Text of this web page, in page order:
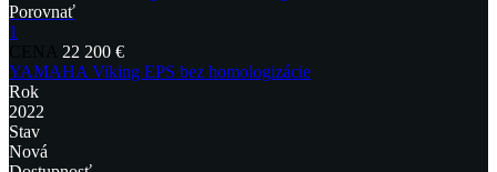
Porovnať
1
22 200 €
YAMAHA Viking EPS bez homologizácie
Rok
2022
Stav
Nová